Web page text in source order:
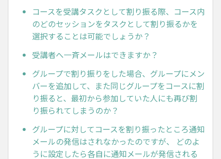
コースを受講タスクとして割り振る際、コース内
のどのセッションをタスクとして割り振るかを
選択することは可能でしょうか？
受講者へ一斉メールはできますか？
グループで割り振りをした場合、グループにメン
バーを追加して、また同じグループをコースに割
り振ると、最初から参加していた人にも再び割
り振られてしまうのか？
グループに対してコースを割り振ったところ通知
メールの発信はされなかったのですが、 どのよ
うに設定したら各自に通知メールが発信される